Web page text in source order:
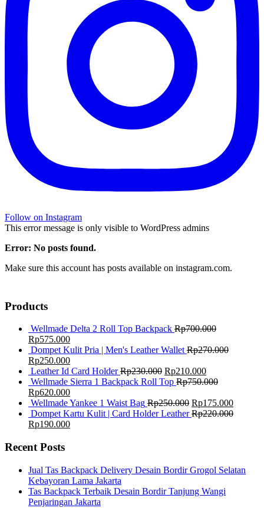
Follow on Instagram
This error message is only visible to WordPress admins
Error: No posts found.
Make sure this account has posts available on instagram.com.
Products
Wellmade Delta 2 Roll Top Backpack Rp700.000
Rp575.000
Dompet Kulit Pria | Men's Leather Wallet Rp270.000
Rp250.000
Leather Id Card Holder Rp230.000 Rp210.000
Wellmade Sierra 1 Backpack Roll Top Rp750.000
Rp620.000
Wellmade Yankee 1 Waist Bag Rp250.000 Rp175.000
Dompet Kartu Kulit | Card Holder Leather Rp220.000
Rp190.000
Recent Posts
Jual Tas Backpack Delivery Desain Bordir Grogol Selatan
Kebayoran Lama Jakarta
Tas Backpack Terbaik Desain Bordir Tanjung Wangi
Penjaringan Jakarta